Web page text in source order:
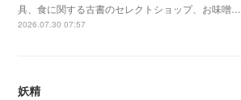
具、食に関する古書のセレクトショップ、お味噌…
2026.07.30 07:57
妖精